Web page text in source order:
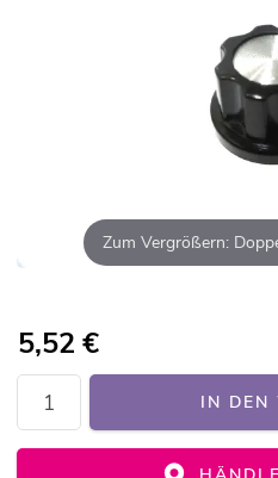
Zum Vergrößern:
5,52 €
IN DEN